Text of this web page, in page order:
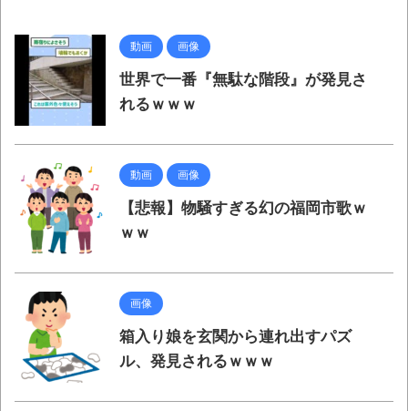
進撃の巨人シーズン7 ファイナルシーズンの
感想
集でほとんど紹介されなかったJリーグ…なら
ば自分たちで紹介だ！
時代の流れ
【衝撃】道志村の骨や服、沢の上流から流
されてきた可能性・・・・・・・・・
オーストラリアの男性飛行家 太平洋横断
飛行
【中国】パトカーの前で好演技www当たり
動画 画像
世界で一番『無駄な階段』が発見さ
れるｗｗｗ
動画 画像
【悲報】物騒すぎる幻の福岡市歌ｗ
ｗｗ
画像
箱入り娘を玄関から連れ出すパズ
ル、発見されるｗｗｗ